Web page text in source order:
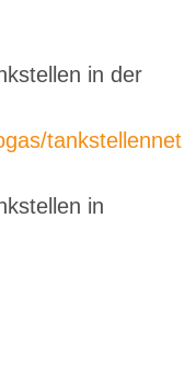
in der
tankstellennet
in